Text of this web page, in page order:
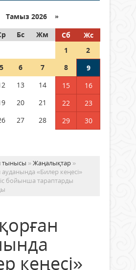
ж. 158
Қазақстан
қалай дауыс бере
Тамыз 2026 »
Бс Жм Сб
Жс
1
2
5 6 7 8
9
13 14 15
16
20 21 22
23
27 28 29
30
тынысы »Жаңалықтар »
«Билер кеңесі»
бойынша тараптарды
кеңесі»